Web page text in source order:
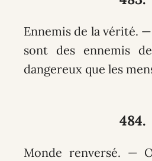
Ennemis de la vérité.
sont des ennemis
dangereux que les
484.
Monde renversé. —